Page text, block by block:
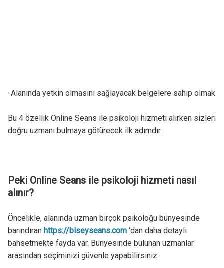
-Alanında yetkin olmasını sağlayacak belgelere sahip olmak
Bu 4 özellik Online Seans ile psikoloji hizmeti alırken sizleri
doğru uzmanı bulmaya götürecek ilk adımdır.
Peki Online Seans ile psikoloji hizmeti nasıl
alınır?
Öncelikle, alanında uzman birçok psikoloğu bünyesinde
barındıran https://biseyseans.com‘dan daha detaylı
bahsetmekte fayda var. Bünyesinde bulunan uzmanlar
arasından seçiminizi güvenle yapabilirsiniz.